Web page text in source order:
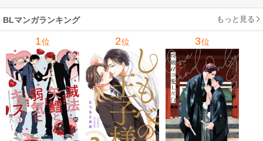
BLマンガランキング もっと見る
1位 2位 3位